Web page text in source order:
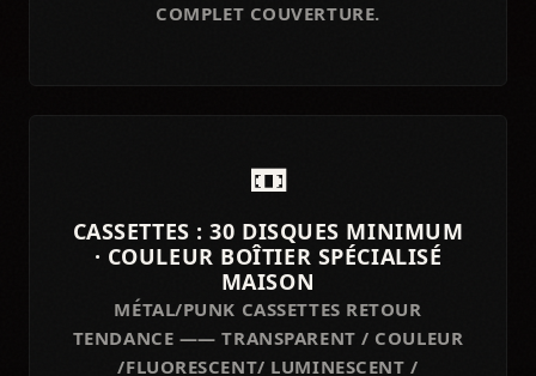
COMPLET COUVERTURE.
📼
CASSETTES : 30 DISQUES MINIMUM
· COULEUR BOÎTIER SPÉCIALISÉ
MAISON
MÉTAL/PUNK CASSETTES RETOUR
TENDANCE —— TRANSPARENT / COULEUR
/FLUORESCENT/ LUMINESCENT /